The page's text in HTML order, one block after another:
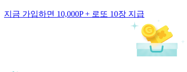
지금 가입하면 10,000P + 로또 10장 지급